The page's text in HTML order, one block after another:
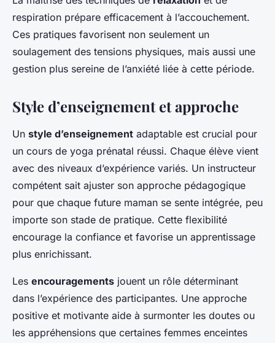
respiration prépare efficacement à l’accouchement.
Ces pratiques favorisent non seulement un
soulagement des tensions physiques, mais aussi une
gestion plus sereine de l’anxiété liée à cette période.
Style d’enseignement et approche
Un style d’enseignement adaptable est crucial pour
un cours de yoga prénatal réussi. Chaque élève vient
avec des niveaux d’expérience variés. Un instructeur
compétent sait ajuster son approche pédagogique
pour que chaque future maman se sente intégrée, peu
importe son stade de pratique. Cette flexibilité
encourage la confiance et favorise un apprentissage
plus enrichissant.
Les encouragements jouent un rôle déterminant
dans l’expérience des participantes. Une approche
positive et motivante aide à surmonter les doutes ou
les appréhensions que certaines femmes enceintes